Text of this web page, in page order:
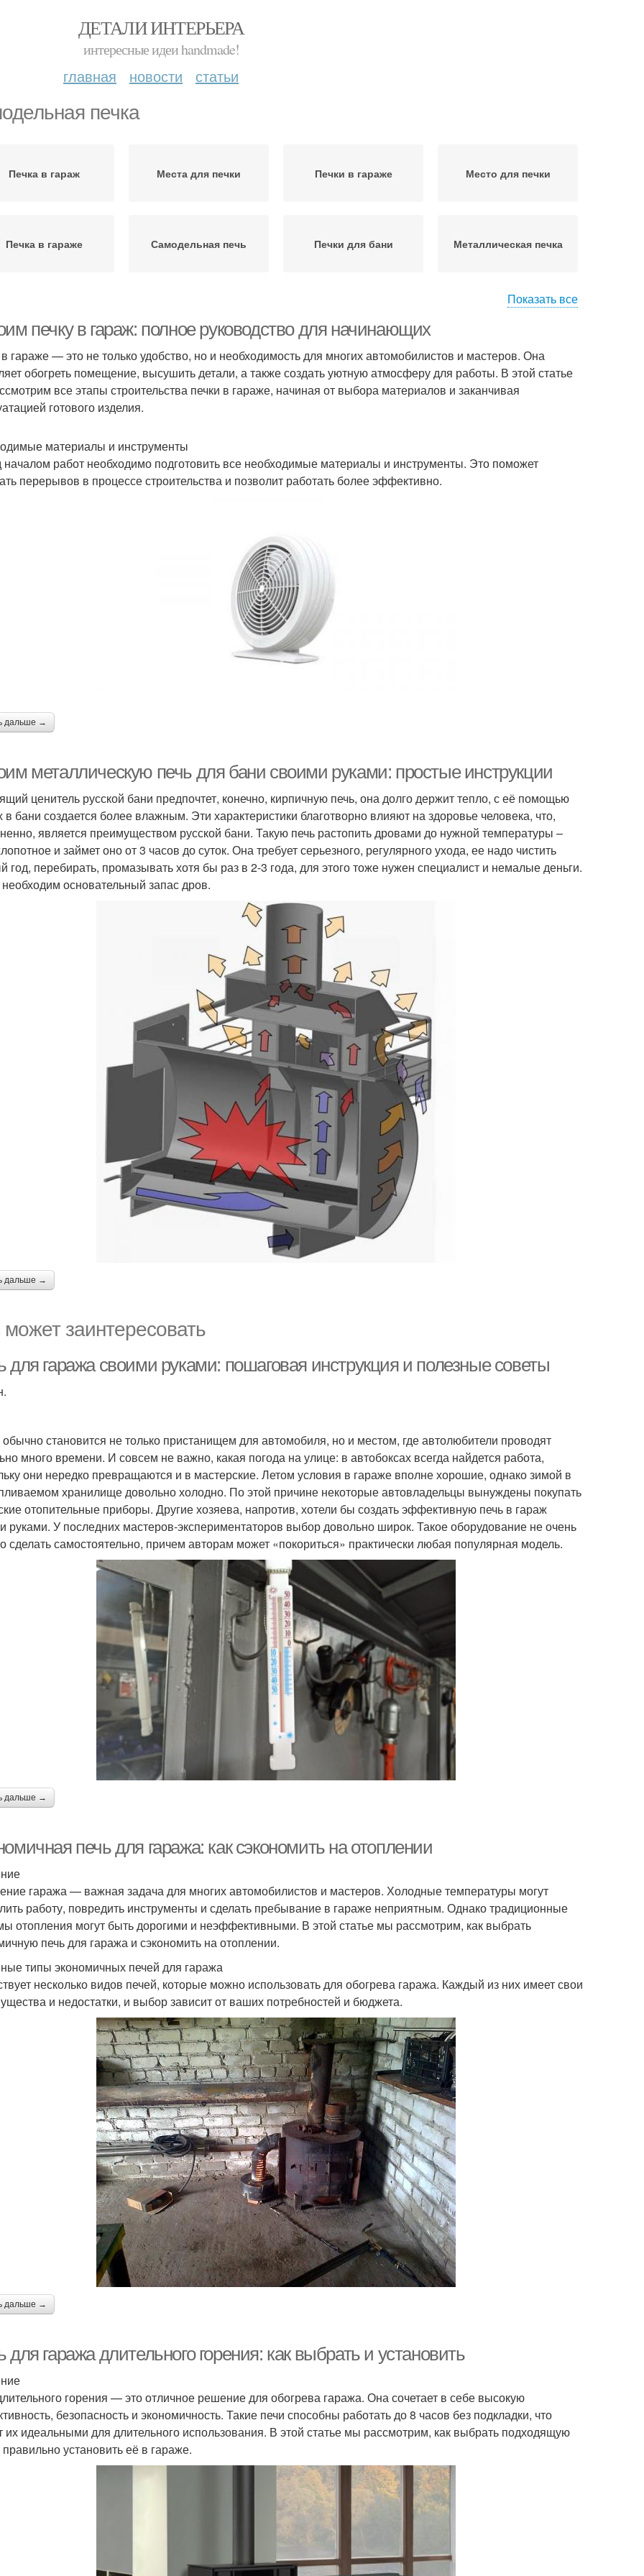
ДЕТАЛИ ИНТЕРЬЕРА
интересные идеи handmade!
главная новости статьи
печка
Печка в гараж Места для печки Печки в гараже Место для печки
Печка в гараже Самодельная печь Печки для бани Металлическая печка
Показать все
печку в гараж: полное руководство для начинающих
гараже — это не только удобство, но и необходимость для многих автомобилистов и мастеров. Она
обогреть помещение, высушить детали, а также создать уютную атмосферу для работы. В этой статье
все этапы строительства печки в гараже, начиная от выбора материалов и заканчивая
готового изделия.
материалы и инструменты
работ необходимо подготовить все необходимые материалы и инструменты. Это поможет
перерывов в процессе строительства и позволит работать более эффективно.
дальше →
металлическую печь для бани своими руками: простые инструкции
ценитель русской бани предпочтет, конечно, кирпичную печь, она долго держит тепло, с её помощью
в бани создается более влажным. Эти характеристики благотворно влияют на здоровье человека, что,
является преимуществом русской бани. Такую печь растопить дровами до нужной температуры –
и займет оно от 3 часов до суток. Она требует серьезного, регулярного ухода, ее надо чистить
год, перебирать, промазывать хотя бы раз в 2-3 года, для этого тоже нужен специалист и немалые деньги.
основательный запас дров.
дальше →
заинтересовать
для гаража своими руками: пошаговая инструкция и полезные советы
становится не только пристанищем для автомобиля, но и местом, где автолюбители проводят
много времени. И совсем не важно, какая погода на улице: в автобоксах всегда найдется работа,
они нередко превращаются и в мастерские. Летом условия в гараже вполне хорошие, однако зимой в
хранилище довольно холодно. По этой причине некоторые автовладельцы вынуждены покупать
отопительные приборы. Другие хозяева, напротив, хотели бы создать эффективную печь в гараж
руками. У последних мастеров-экспериментаторов выбор довольно широк. Такое оборудование не очень
сделать самостоятельно, причем авторам может «покориться» практически любая популярная модель.
дальше →
печь для гаража: как сэкономить на отоплении
гаража — важная задача для многих автомобилистов и мастеров. Холодные температуры могут
работу, повредить инструменты и сделать пребывание в гараже неприятным. Однако традиционные
отопления могут быть дорогими и неэффективными. В этой статье мы рассмотрим, как выбрать
печь для гаража и сэкономить на отоплении.
типы экономичных печей для гаража
несколько видов печей, которые можно использовать для обогрева гаража. Каждый из них имеет свои
и недостатки, и выбор зависит от ваших потребностей и бюджета.
дальше →
для гаража длительного горения: как выбрать и установить
горения — это отличное решение для обогрева гаража. Она сочетает в себе высокую
безопасность и экономичность. Такие печи способны работать до 8 часов без подкладки, что
их идеальными для длительного использования. В этой статье мы рассмотрим, как выбрать подходящую
правильно установить её в гараже.